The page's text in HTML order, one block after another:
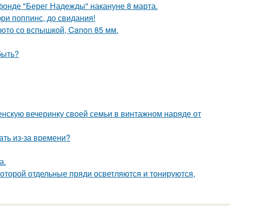
"Берег Надежды" накануне 8 марта.
поппинс, до свидания!
со вспышкой, Canon 85 мм.
вечеринку своей семьи в винтажном наряде от
из-за времени?
отдельные пряди осветляются и тонируются,